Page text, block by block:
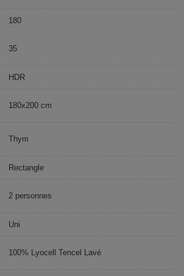
180
35
HDR
180x200 cm
Thym
Rectangle
2 personnes
Uni
100% Lyocell Tencel Lavé